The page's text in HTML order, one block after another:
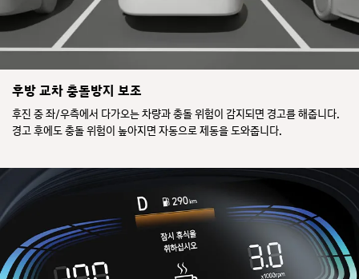
후방 교차 충돌방지 보조
후진 중 좌/우측에서 다가오는 차량과 충돌 위험이 감지되면 경고를 해줍니다.
경고 후에도 충돌 위험이 높아지면 자동으로 제동을 도와줍니다.